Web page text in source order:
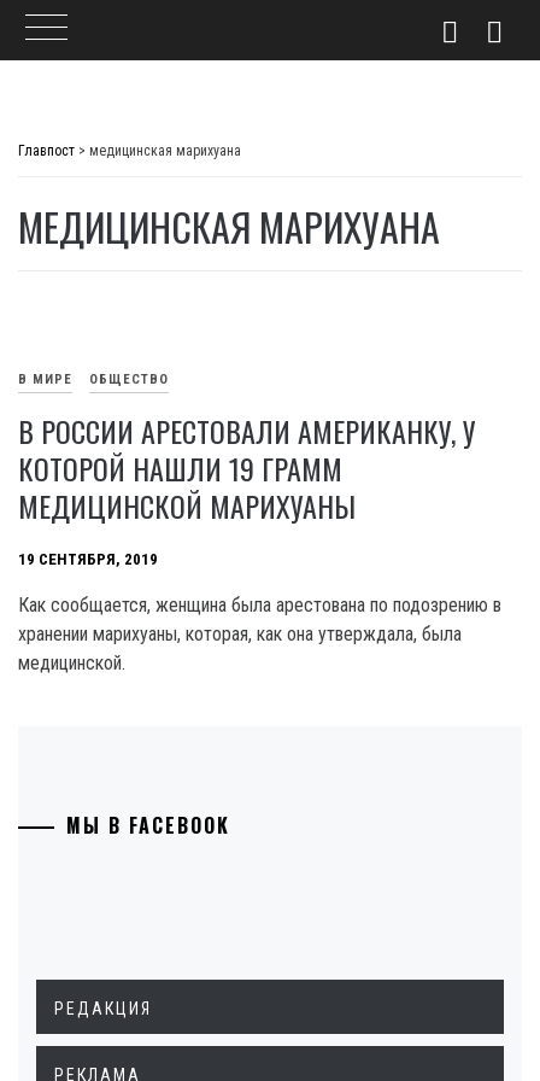
Главпост > медицинская марихуана
МЕДИЦИНСКАЯ МАРИХУАНА
В МИРЕ ОБЩЕСТВО
В РОССИИ АРЕСТОВАЛИ АМЕРИКАНКУ, У
КОТОРОЙ НАШЛИ 19 ГРАММ
МЕДИЦИНСКОЙ МАРИХУАНЫ
19 СЕНТЯБРЯ, 2019
Как сообщается, женщина была арестована по подозрению в
хранении марихуаны, которая, как она утверждала, была
медицинской.
МЫ В FACEBOOK
РЕДАКЦИЯ
РЕКЛАМА